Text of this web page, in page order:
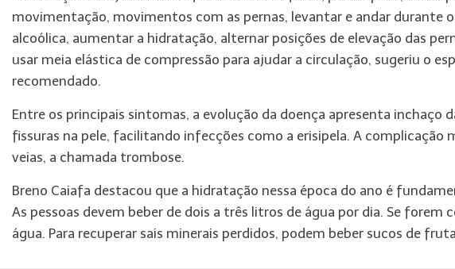
movimentação, movimentos com as pernas, levantar e andar durante
alcoólica, aumentar a hidratação, alternar posições de elevação das
usar meia elástica de compressão para ajudar a circulação, sugeriu o
recomendado.
Entre os principais sintomas, a evolução da doença apresenta inchaço
fissuras na pele, facilitando infecções como a erisipela. A complicação
veias, a chamada trombose.
Breno Caiafa destacou que a hidratação nessa época do ano é
As pessoas devem beber de dois a três litros de água por dia. Se
água. Para recuperar sais minerais perdidos, podem beber sucos de